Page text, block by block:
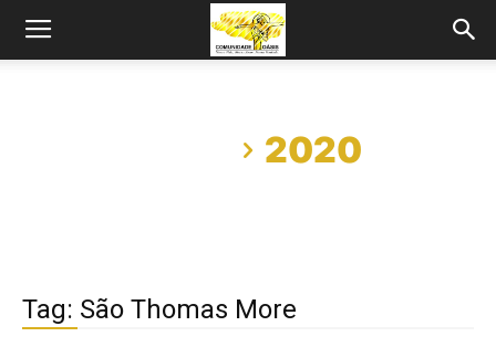
2020
Tag: São Thomas More